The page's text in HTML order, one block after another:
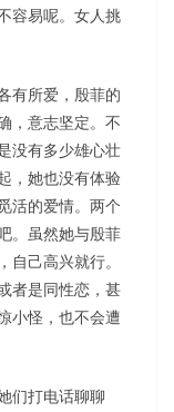
容易呢。女人挑
有所爱，殷菲的
，意志坚定。不
没有多少雄心壮
，她也没有体验
活的爱情。两个
。虽然她与殷菲
己高兴就行。
者是同性恋，甚
小怪，也不会遭
们打电话聊聊